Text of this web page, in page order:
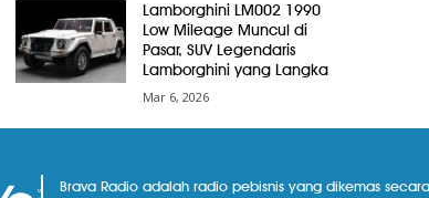
Lamborghini LM002 1990
Low Mileage Muncul di
Pasar, SUV Legendaris
Lamborghini yang Langka
Mar 6, 2026
Brava Radio adalah radio pebisnis yang dikemas